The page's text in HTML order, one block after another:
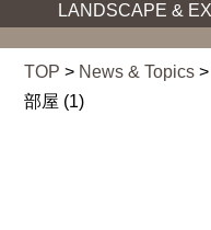
LANDSCAPE &
TOP > News & Topics
部屋 (1)